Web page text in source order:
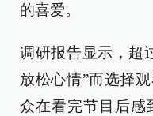
的喜爱。
调研报告显示，超
放松心情”而选择
众在看完节目后感